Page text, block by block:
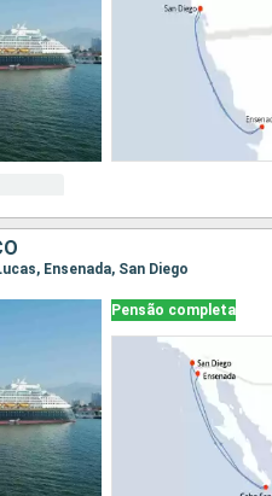
Ensenada, San Diego
Pensão completa